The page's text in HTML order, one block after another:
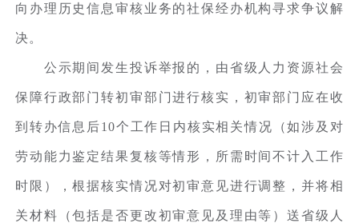
向办理历史信息审核业务的社保经办机构寻求争议解
决。
公示期间发生投诉举报的，由省级人力资源社会
保障行政部门转初审部门进行核实，初审部门应在收
到转办信息后10个工作日内核实相关情况（如涉及对
劳动能力鉴定结果复核等情形，所需时间不计入工作
时限），根据核实情况对初审意见进行调整，并将相
关材料（包括是否更改初审意见及理由等）送省级人